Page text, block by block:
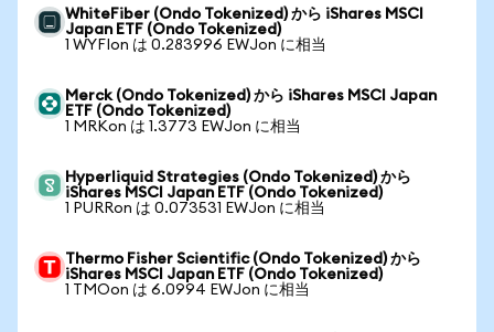
WhiteFiber (Ondo Tokenized) から iShares MSCI
Japan ETF (Ondo Tokenized)
1 WYFIon は 0.283996 EWJon に相当
Merck (Ondo Tokenized) から iShares MSCI Japan
ETF (Ondo Tokenized)
1 MRKon は 1.3773 EWJon に相当
Hyperliquid Strategies (Ondo Tokenized) から
iShares MSCI Japan ETF (Ondo Tokenized)
1 PURRon は 0.073531 EWJon に相当
Thermo Fisher Scientific (Ondo Tokenized) から
iShares MSCI Japan ETF (Ondo Tokenized)
1 TMOon は 6.0994 EWJon に相当